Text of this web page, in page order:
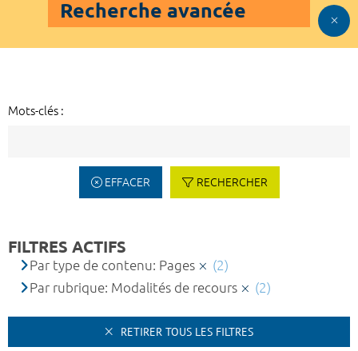
Recherche avancée
Mots-clés :
EFFACER RECHERCHER
FILTRES ACTIFS
Par type de contenu: Pages
(2)
Par rubrique: Modalités de recours
(2)
RETIRER TOUS LES FILTRES